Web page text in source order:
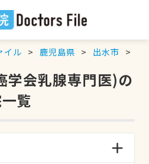
イル 鹿児島県 出水市
学会乳腺専門医)の
覧